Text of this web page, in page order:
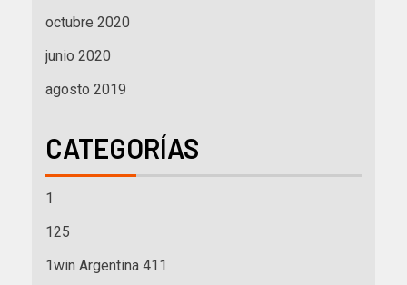
octubre 2020
junio 2020
agosto 2019
CATEGORÍAS
1
125
1win Argentina 411